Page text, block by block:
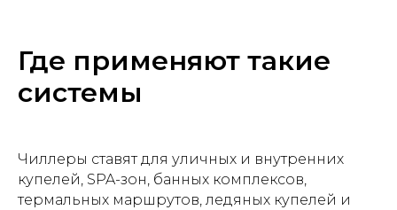
Где применяют такие
системы
Чиллеры ставят для уличных и внутренних
купелей, SPA-зон, банных комплексов,
термальных маршрутов, ледяных купелей и